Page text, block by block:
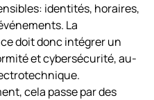
identités, horaires,
La
doit donc intégrer un
et cybersécurité, au-
cela passe par des